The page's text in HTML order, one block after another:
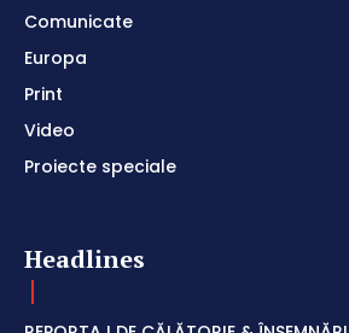
Comunicate
Europa
Print
Video
Proiecte speciale
Headlines